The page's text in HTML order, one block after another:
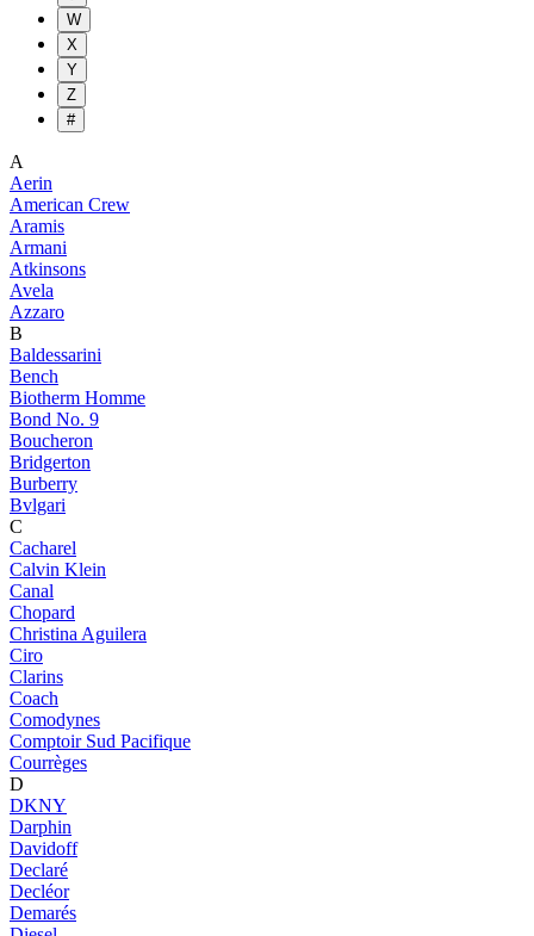
W
X
Y
Z
#
A
Aerin
American Crew
Aramis
Armani
Atkinsons
Avela
Azzaro
B
Baldessarini
Bench
Biotherm Homme
Bond No. 9
Boucheron
Bridgerton
Burberry
Bvlgari
C
Cacharel
Calvin Klein
Canal
Chopard
Christina Aguilera
Ciro
Clarins
Coach
Comodynes
Comptoir Sud Pacifique
Courrèges
D
DKNY
Darphin
Davidoff
Declaré
Decléor
Demarés